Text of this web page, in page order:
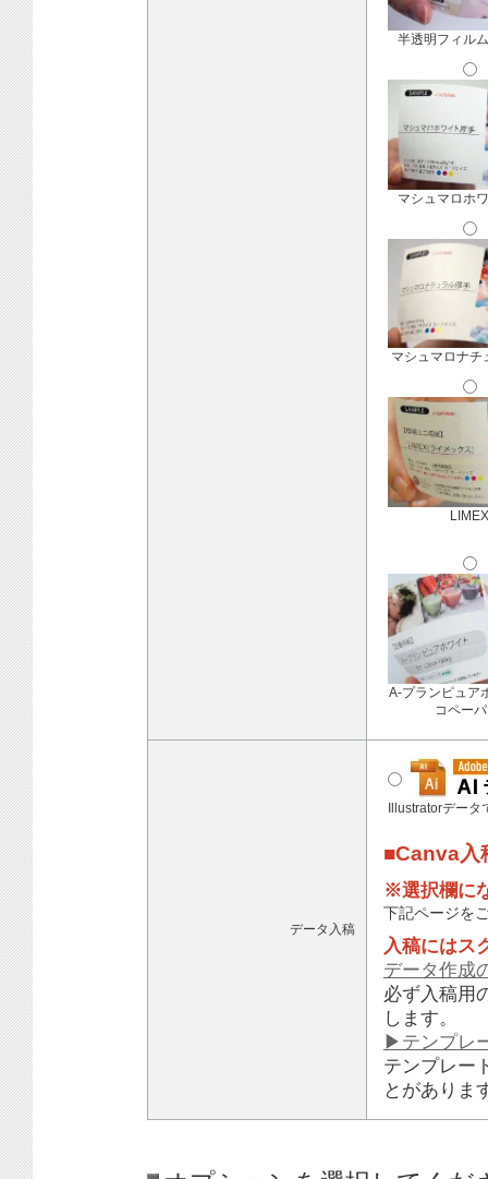
半透明フィル
マシュマロホ
マシュマロナチ
A-プランピュア
コペー
データ入稿
Illustratorデータ
■Canva入
※選択欄に
下記ページを
入稿にはス
データ作成
必ず入稿用
します。
▶テンプレ
テンプレー
とがありま